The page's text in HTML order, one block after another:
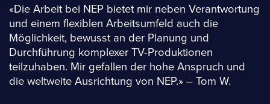
«Die Arbeit bei NEP bietet mir neben Verantwortung
und einem flexiblen Arbeitsumfeld auch die
Möglichkeit, bewusst an der Planung und
Durchführung komplexer TV-Produktionen
teilzuhaben. Mir gefallen der hohe Anspruch und
die weltweite Ausrichtung von NEP.» – Tom W.